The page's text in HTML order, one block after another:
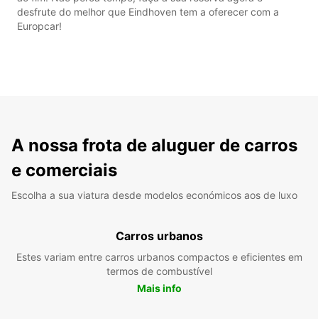
desfrute do melhor que Eindhoven tem a oferecer com a
Europcar!
A nossa frota de aluguer de carros
e comerciais
Escolha a sua viatura desde modelos económicos aos de luxo
Carros urbanos
Estes variam entre carros urbanos compactos e eficientes em
termos de combustível
Mais info